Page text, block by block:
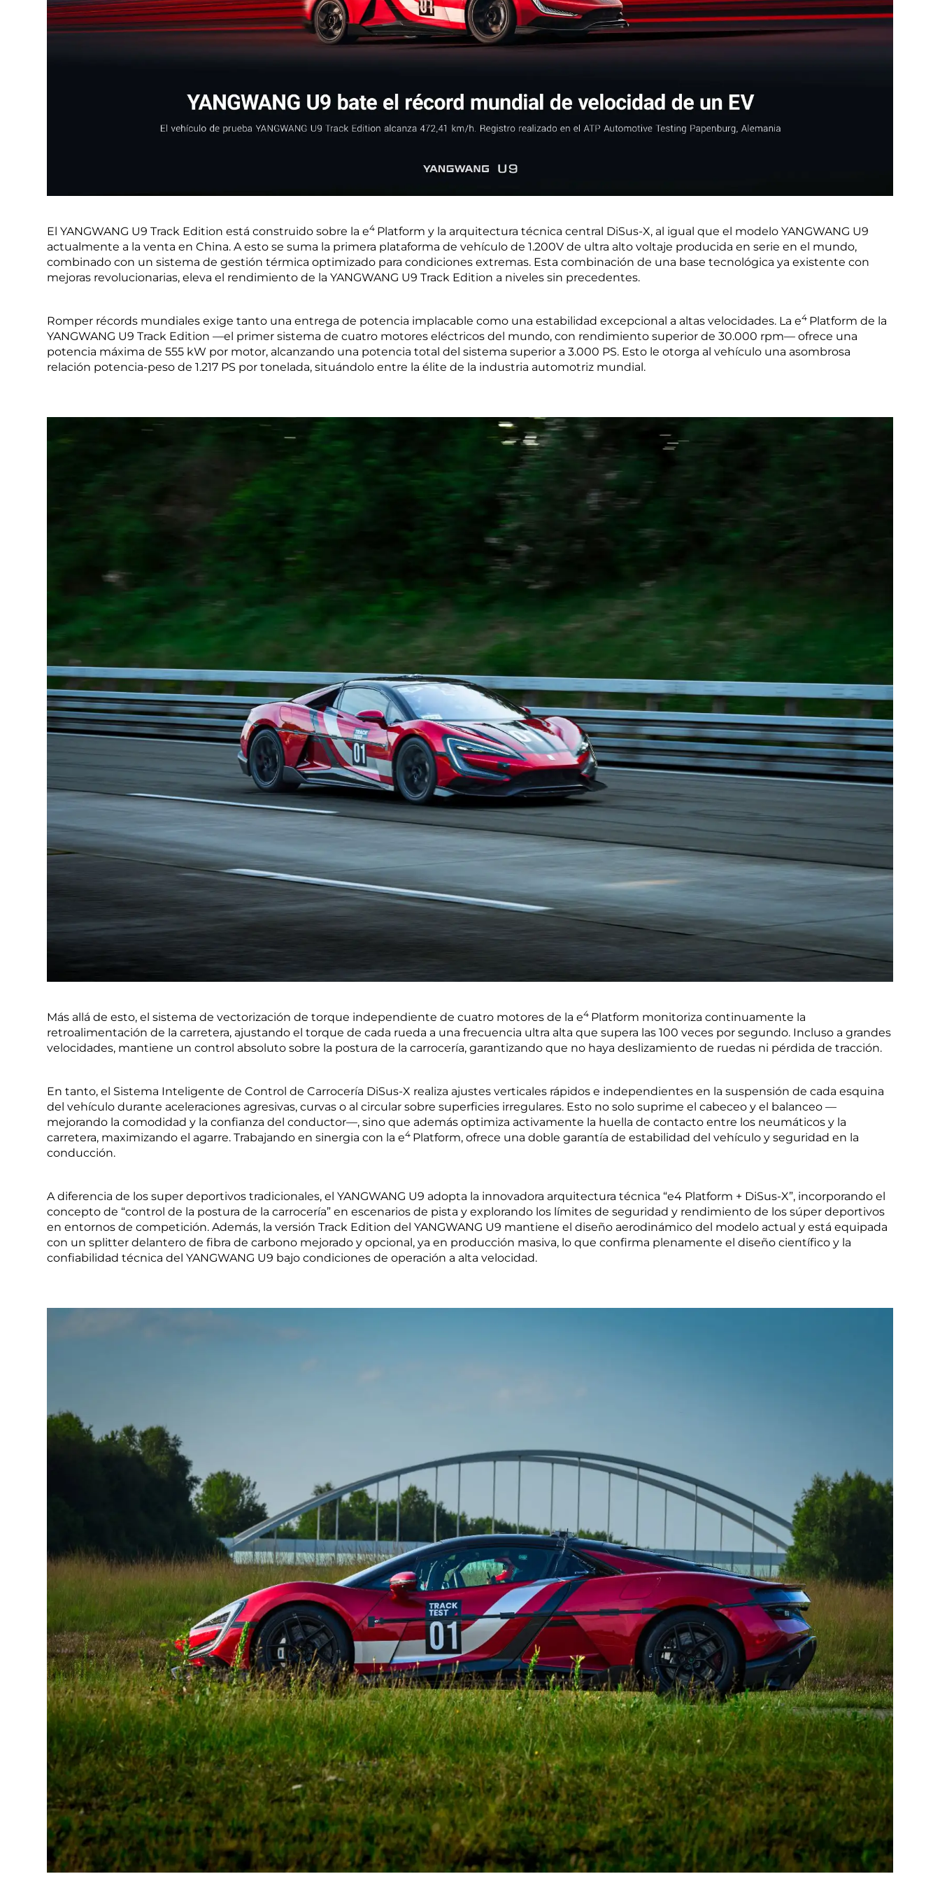
El YANGWANG U9 Track Edition está construido sobre la e4 Platform y la arquitectura técnica central DiSus-X, al igual que el modelo YANGWANG U9
actualmente a la venta en China. A esto se suma la primera plataforma de vehículo de 1.200V de ultra alto voltaje producida en serie en el mundo,
combinado con un sistema de gestión térmica optimizado para condiciones extremas. Esta combinación de una base tecnológica ya existente con
mejoras revolucionarias, eleva el rendimiento de la YANGWANG U9 Track Edition a niveles sin precedentes.
Romper récords mundiales exige tanto una entrega de potencia implacable como una estabilidad excepcional a altas velocidades. La e4 Platform de la
YANGWANG U9 Track Edition —el primer sistema de cuatro motores eléctricos del mundo, con rendimiento superior de 30.000 rpm— ofrece una
potencia máxima de 555 kW por motor, alcanzando una potencia total del sistema superior a 3.000 PS. Esto le otorga al vehículo una asombrosa
relación potencia-peso de 1.217 PS por tonelada, situándolo entre la élite de la industria automotriz mundial.
Más allá de esto, el sistema de vectorización de torque independiente de cuatro motores de la e4 Platform monitoriza continuamente la
retroalimentación de la carretera, ajustando el torque de cada rueda a una frecuencia ultra alta que supera las 100 veces por segundo. Incluso a grandes
velocidades, mantiene un control absoluto sobre la postura de la carrocería, garantizando que no haya deslizamiento de ruedas ni pérdida de tracción.
En tanto, el Sistema Inteligente de Control de Carrocería DiSus-X realiza ajustes verticales rápidos e independientes en la suspensión de cada esquina
del vehículo durante aceleraciones agresivas, curvas o al circular sobre superficies irregulares. Esto no solo suprime el cabeceo y el balanceo —
mejorando la comodidad y la confianza del conductor—, sino que además optimiza activamente la huella de contacto entre los neumáticos y la
carretera, maximizando el agarre. Trabajando en sinergia con la e4 Platform, ofrece una doble garantía de estabilidad del vehículo y seguridad en la
conducción.
A diferencia de los super deportivos tradicionales, el YANGWANG U9 adopta la innovadora arquitectura técnica “e4 Platform + DiSus-X”, incorporando el
concepto de “control de la postura de la carrocería” en escenarios de pista y explorando los límites de seguridad y rendimiento de los súper deportivos
en entornos de competición. Además, la versión Track Edition del YANGWANG U9 mantiene el diseño aerodinámico del modelo actual y está equipada
con un splitter delantero de fibra de carbono mejorado y opcional, ya en producción masiva, lo que confirma plenamente el diseño científico y la
confiabilidad técnica del YANGWANG U9 bajo condiciones de operación a alta velocidad.